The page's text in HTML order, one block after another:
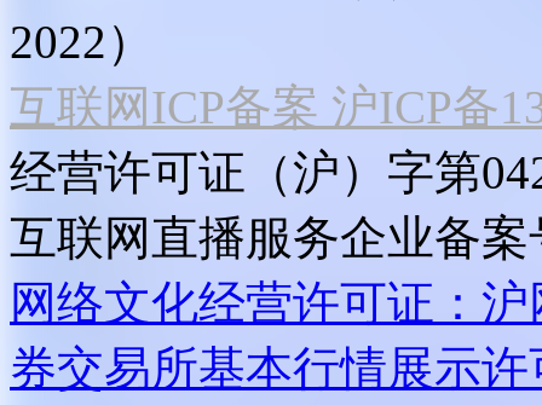
2022）
互联网ICP备案 沪ICP备
经营许可证（沪）字第
互联网直播服务企业备案
网络文化经营许可证：
券交易所基本行情展示许